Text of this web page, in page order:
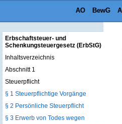
AO BewG
Erbschaftsteuer- und
Schenkungsteuergesetz (ErbStG)
Inhaltsverzeichnis
Abschnitt 1
Steuerpflicht
§ 1 Steuerpflichtige Vorgänge
§ 2 Persönliche Steuerpflicht
§ 3 Erwerb von Todes wegen